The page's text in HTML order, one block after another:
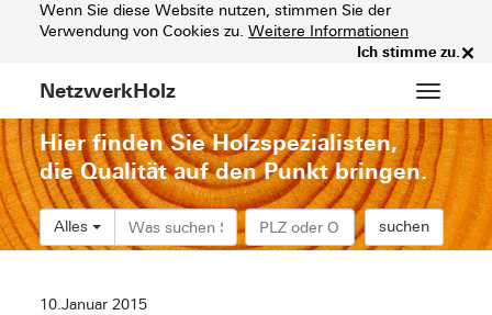
Wenn Sie diese Website nutzen, stimmen Sie der
Verwendung von Cookies zu. Weitere Informationen
×
Ich stimme zu.
Hier finden Sie Holzspezialisten,
die Qualität auf den Punkt bringen.
Alles suchen
NetzwerkHolz
10.Januar 2015